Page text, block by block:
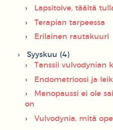
Lapsitoive, täältä
Terapian tarpeessa
Erilainen rautakuuri
Syyskuu (4)
Tanssii vulvodynian
Endometrioosi ja
Menopaussi ei ole
on
Vulvodynia, mitä